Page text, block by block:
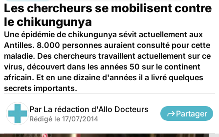
Les chercheurs se mobilisent contre
le chikungunya
Une épidémie de chikungunya sévit actuellement aux
Antilles. 8.000 personnes auraient consulté pour cette
maladie. Des chercheurs travaillent actuellement sur ce
virus, découvert dans les années 50 sur le continent
africain. Et en une dizaine d'années il a livré quelques
secrets importants.
Par La rédaction d'Allo Docteurs
Rédigé le 17/07/2014
Partager